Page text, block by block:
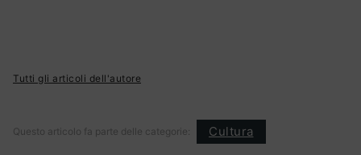
Tutti gli articoli dell'autore
Questo articolo fa parte delle categorie: Cultura